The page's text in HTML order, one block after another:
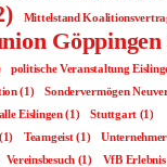
Mittelstand
Göppingen
politische Veranstaltung
(1) Sondervermögen
Eislingen(1) Stuttgart (1)
Teamgeist(1)
Vereinsbesuch (1) VfB Erlebnis